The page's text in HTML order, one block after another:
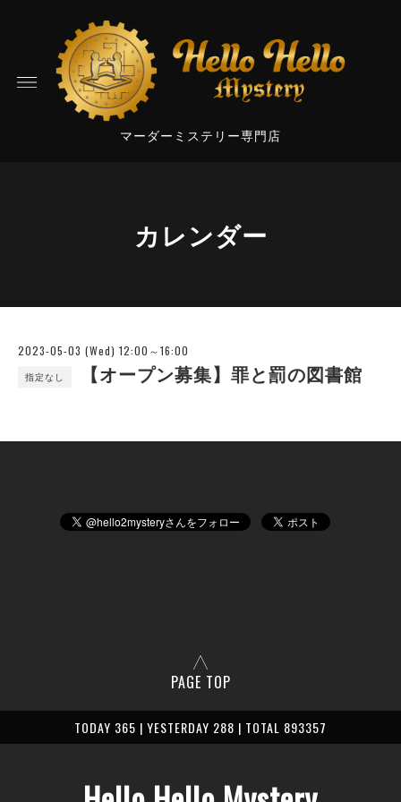
マーダーミステリー専門店
カレンダー
2023-05-03 (Wed) 12:00～16:00
指定なし 【オープン募集】罪と罰の図書館
PAGE TOP
TODAY 365 | YESTERDAY 288 | TOTAL 893357